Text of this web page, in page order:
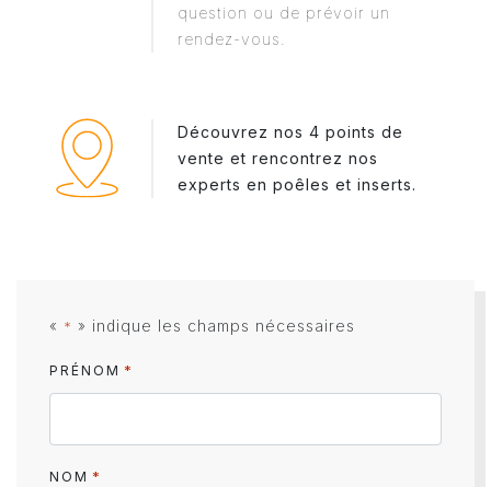
question ou de prévoir un
rendez-vous.
Découvrez nos 4 points de
vente et rencontrez nos
experts en poêles et inserts.
« * » indique les champs nécessaires
PRÉNOM *
NOM *